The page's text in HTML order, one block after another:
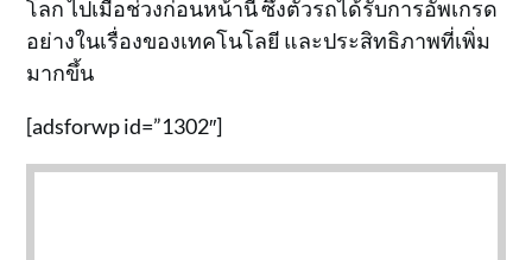
โลก ไปเมื่อช่วงก่อนหน้านี้ ซึ่งตัวรถได้รับการอัพเกรด
อย่างในเรื่องของเทคโนโลยี และประสิทธิภาพที่เพิ่ม
มากขึ้น
[adsforwp id=”1302″]